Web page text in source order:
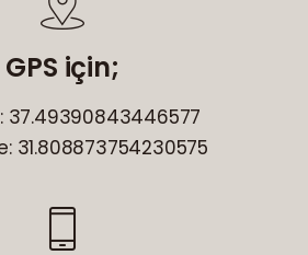
GPS için;
37.49390843446577
31.808873754230575